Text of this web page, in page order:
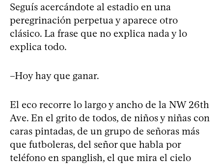
Seguís acercándote al estadio en una
peregrinación perpetua y aparece otro
clásico. La frase que no explica nada y lo
explica todo.
–Hoy hay que ganar.
El eco recorre lo largo y ancho de la NW 26th
Ave. En el grito de todos, de niños y niñas con
caras pintadas, de un grupo de señoras más
que futboleras, del señor que habla por
teléfono en spanglish, el que mira el cielo